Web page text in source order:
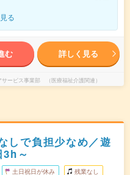
る
む 詳しく見る
ービス事業部 （医療福祉介護関連）
しで負担少なめ／遊
～
土日祝日が休み 残業なし